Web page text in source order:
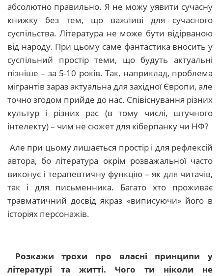
абсолютно правильно. Я не можу уявити сучасну
книжку без тем, що важливі для сучасного
суспільства. Література не може бути відірваною
від народу. При цьому саме фантастика вносить у
суспільний простір теми, що будуть актуальні
пізніше – за 5-10 років. Так, наприклад, проблема
мігрантів зараз актуальна для західної Європи, але
точно згодом прийде до нас. Співіснування різних
культур і різних рас (в тому числі, штучного
інтелекту) – чим не сюжет для кіберпанку чи НФ?
Але при цьому лишається простір і для рефлексій
автора, бо література окрім розважальної часто
виконує і терапевтичну функцію – як для читачів,
так і для письменника. Багато хто проживає
травматичний досвід якраз «виписуючи» його в
історіях персонажів.
Розкажи трохи про власні принципи у
літературі та житті. Чого ти ніколи не